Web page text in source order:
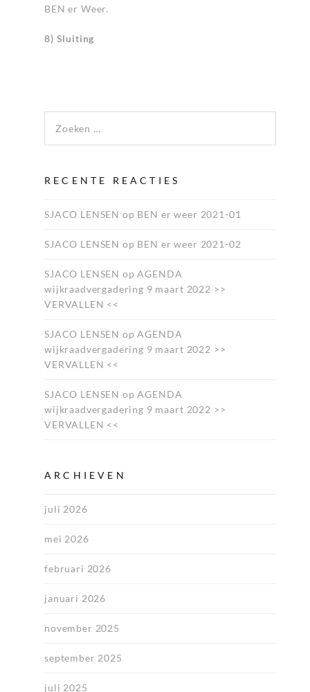
BEN er Weer.
8) Sluiting
RECENTE REACTIES
SJACO LENSEN op BEN er weer 2021-01
SJACO LENSEN op BEN er weer 2021-02
SJACO LENSEN opAGENDA
wijkraadvergadering 9 maart 2022 >>
VERVALLEN <<
SJACO LENSEN opAGENDA
wijkraadvergadering 9 maart 2022 >>
VERVALLEN <<
SJACO LENSEN opAGENDA
wijkraadvergadering 9 maart 2022 >>
VERVALLEN <<
ARCHIEVEN
juli 2026
mei 2026
februari 2026
januari 2026
november 2025
september 2025
juli 2025